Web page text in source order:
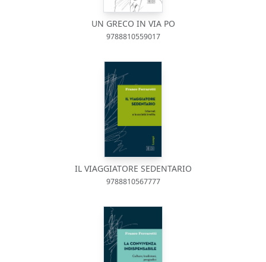
UN GRECO IN VIA PO
9788810559017
IL VIAGGIATORE SEDENTARIO
9788810567777